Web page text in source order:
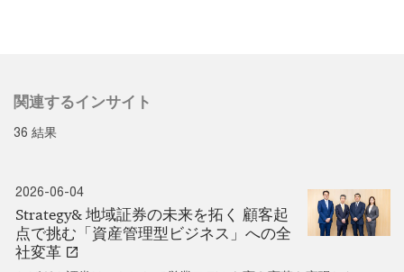
関連するインサイト
36 結果
2026-06-04
Strategy& 地域証券の未来を拓く 顧客起
点で挑む「資産管理型ビジネス」への全
社変革